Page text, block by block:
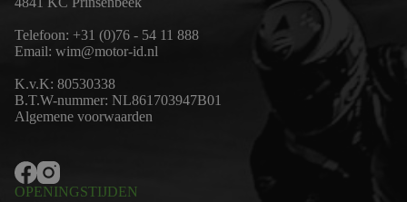
Telefoon: +31 (0)76 - 54 11 888
Email: wim@motor-id.nl
K.v.K: 80530338
B.T.W-nummer: NL861703947B01
Algemene voorwaarden
OPENINGSTIJDEN